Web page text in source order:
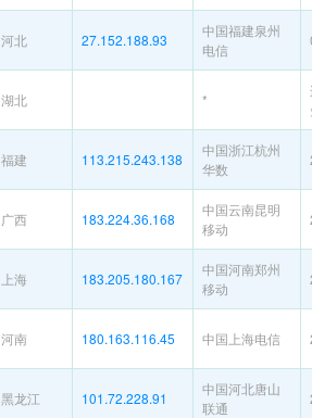
河北 27.152.188.93
中国福建泉州
电信
湖北 *
福建 113.215.243.138
中国浙江杭州
华数
广西 183.224.36.168
中国云南昆明
移动
上海 183.205.180.167
中国河南郑州
移动
河南 180.163.116.45 中国上海电信
黑龙江 101.72.228.91
中国河北唐山
联通